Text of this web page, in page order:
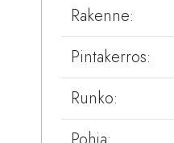
Rakenne:
Pintakerros:
Runko: